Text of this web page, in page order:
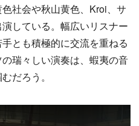
社会や秋山黄色、Kroi、サ
している。幅広いリスナー
とも積極的に交流を重ねる
瑞々しい演奏は、蝦夷の音
だろう。